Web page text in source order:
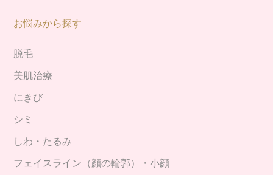
お悩みから探す
脱毛
美肌治療
にきび
シミ
しわ・たるみ
フェイスライン（顔の輪郭）・小顔